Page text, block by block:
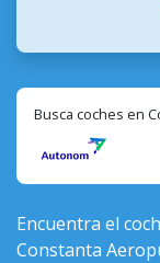
Busca coches en
Encuentra el
Constanta